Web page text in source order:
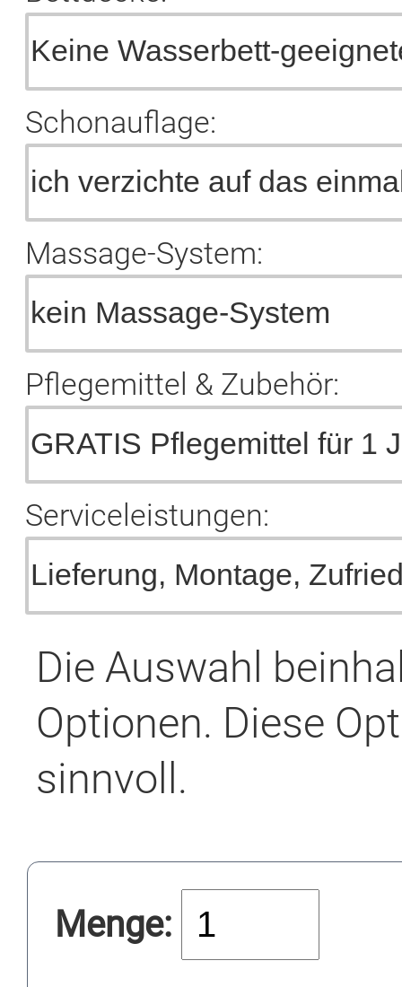
Schonauflage:
Massage-System:
Pflegemittel & Zubehör:
Serviceleistungen:
Die Auswahl
Optionen. Diese
sinnvoll.
Menge: